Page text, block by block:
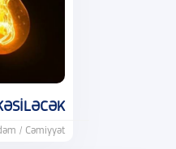
/ Cəmiyyət